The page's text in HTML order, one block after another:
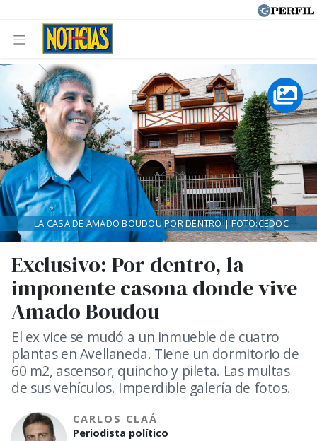
Exclusivo: Por dentro, la
imponente casona donde vive
Amado Boudou
El ex vice se mudó a un inmueble de cuatro
plantas en Avellaneda. Tiene un dormitorio de
60 m2, ascensor, quincho y pileta. Las multas
de sus vehículos. Imperdible galería de fotos.
CARLOS CLAÁ
Periodista político
LA CASA DE AMADO BOUDOU POR DENTRO | FOTO:CEDOC